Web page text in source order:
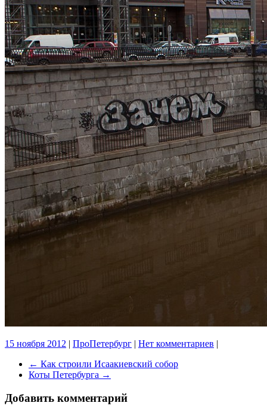
15 ноября 2012 | ПроПетербург | Нет комментариев |
← Как строили Исаакиевский собор
Коты Петербурга →
Добавить комментарий